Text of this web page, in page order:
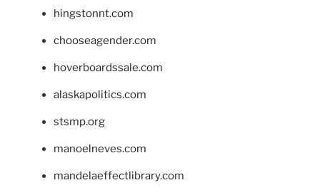
hingstonnt.com
chooseagender.com
hoverboardssale.com
alaskapolitics.com
stsmp.org
manoelneves.com
mandelaeffectlibrary.com